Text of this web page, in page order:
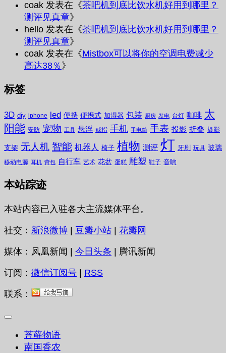
coak 发表在《茶吧机到底比饮水机好用到哪里？
测评见真章》
hello 发表在《茶吧机到底比饮水机好用到哪里？
测评见真章》
coak 发表在《Mistbox可以将你的空调电费减少
高达38％ 》
标签
3D diy iphone led 便携 便携式 加湿器 包装 厨房 发电 台灯 咖啡 太
阳能 安防 宠物 工具 悬浮 戒指 手机 手电筒 手表 投影 折叠 摄影
支架 无人机 智能 机器人 椅子 植物 测评 灯 牙刷 玩具 玻璃
移动电源 耳机 背包 自行车 艺术 花盆 蛋糕 雕塑 鞋子 音响
本站踪迹
本站内容已入驻各大主流媒体平台。
社交： 新浪微博 | 豆瓣小站 | 花瓣网
媒体：凤凰新闻 | 今日头条 | 腾讯新闻
订阅： 微信订阅号 | RSS
联系：
苔藓物语
南国香农